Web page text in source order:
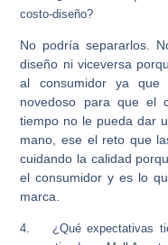
costo-diseño?
No podría separarlos.
diseño ni viceversa
al consumidor ya
novedoso para que el
tiempo no le pueda dar
mano, ese el reto que
cuidando la calidad
el consumidor y es lo
marca.
4.¿Qué expectativas